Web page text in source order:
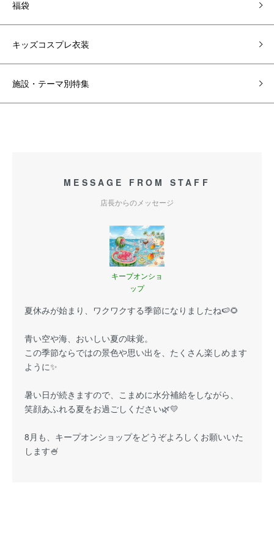
福袋
キッズコスプレ衣装
施設・テーマ別特集
MESSAGE FROM STAFF
店長からのメッセージ
キープオンショ
ップ
夏休みが始まり、ワクワクする季節になりましたね🍉🌻
青い空や海、おいしい夏の味覚。
この季節ならではの景色や思い出を、たくさん楽しめます
ように✨
暑い日が続きますので、こまめに水分補給をしながら、
笑顔あふれる夏をお過ごしください🌿💛
8月も、キープオンショップをどうぞよろしくお願いいた
します🍧